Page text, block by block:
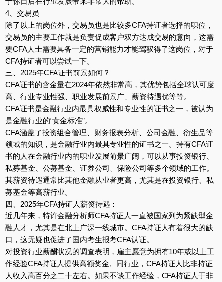
4、交易员
除了以上的岗位外，交易员也是比较多CFA持证者选择的职位，
交易员的主要工作就是负责促成客户双方达成交易的意向，这需
要CFA人士需要具备一定的营销能力才能驾驭得了这岗位，对于
CFA持证者可以尝试一下。
三、2025年CFA证书前景如何？
CFA证书的含金量在2024年依然非常高，其优势包括全球认可度
高、行业专业性强、职业发展前景广、薪资待遇优等等。
CFA证书是金融行业内最具权威性和专业性的证书之一，被认为
是金融行业的“黄金标准”。
CFA涵盖了投资组合管理、财务报表分析、公司金融、衍生品等
领域的知识，是金融行业内最具专业性的证书之一。持有CFA证
书的人在金融行业内的职业发展前景广阔，可以从事投资银行、
私募基金、公募基金、证券公司、保险公司等多个领域的工作。
其薪资待遇通常比其他金融从业者更高，尤其是在投资银行、私
募基金等高薪行业。
四、2025年CFA持证人薪资待遇：
近几年来，特许金融分析师CFA持证人一直被国家列为紧缺型金
融人才，尤其是在北上广深一线城市。CFA持证人有着很大的缺
口，这无疑也促进了国内考生报考CFA认证。
对投资行业薪酬状况的调查表明，雇主愿意为拥有10年或以上工
作经验CFA持证人提供高额奖金。同行业，CFA持证人比非持证
人收入高百分之二十左右。如果不谈工作经验，CFA持证人于非